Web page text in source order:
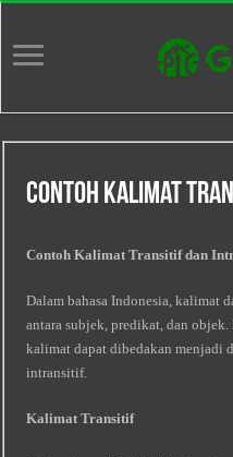
Contoh Kalimat
Contoh Kalimat Transitif dan
Dalam bahasa Indonesia, kalimat
antara subjek, predikat, dan
kalimat dapat dibedakan menjadi
intransitif.
Kalimat Transitif